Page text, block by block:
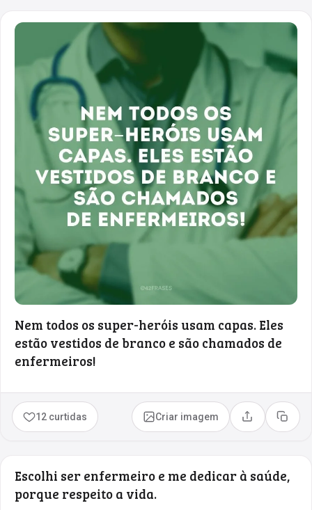
Nem todos os super-heróis usam capas. Eles
estão vestidos de branco e são chamados de
enfermeiros!
12 curtidas Criar imagem Compartilhar
Copiar
Escolhi ser enfermeiro e me dedicar à saúde,
porque respeito a vida.